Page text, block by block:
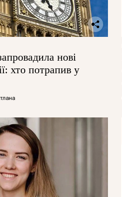
нові
хто потрапив у